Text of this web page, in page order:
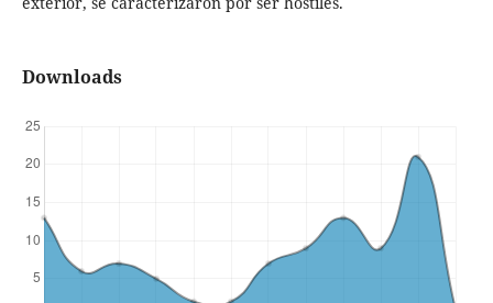
Downloads